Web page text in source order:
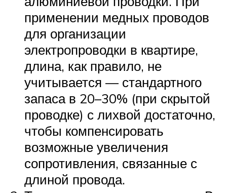
применении медных проводов
для организации
электропроводки в квартире,
длина, как правило, не
учитывается — стандартного
запаса в 20–30% (при скрытой
проводке) с лихвой достаточно,
чтобы компенсировать
возможные увеличения
сопротивления, связанные с
длиной провода.